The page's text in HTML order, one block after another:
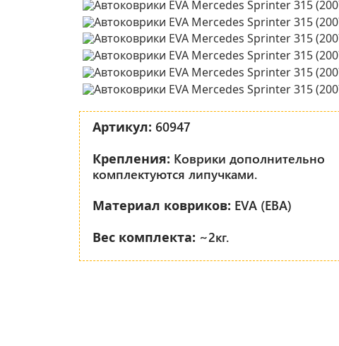
Артикул: 60947
Крепления: Коврики дополнительно
комплектуются липучками.
Материал ковриков: EVA (ЕВА)
Вес комплекта: ~2кг.